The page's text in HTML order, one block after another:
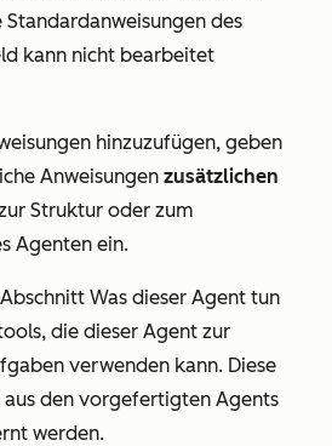
Standardanweisungen des
kann nicht bearbeitet
hinzuzufügen, geben
Anweisungen zusätzlichen
Struktur oder zum
Agenten ein.
Was dieser Agent tun
die dieser Agent zur
verwenden kann. Diese
aus den vorgefertigten Agents
werden.